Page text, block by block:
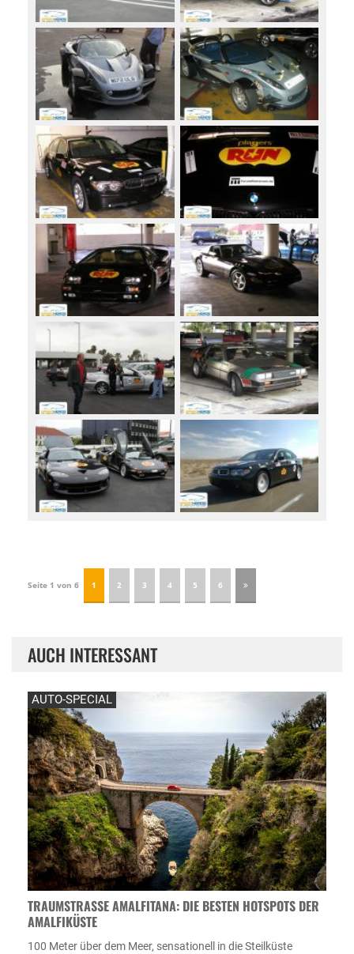
Seite 1 von 6 1 2 3 4 5 6
AUCH INTERESSANT
AUTO-SPECIAL
TRAUMSTRASSE AMALFITANA: DIE BESTEN HOTSPOTS DER A
MALFIKÜSTE
100 Meter über dem Meer, sensationell in die Steilküste